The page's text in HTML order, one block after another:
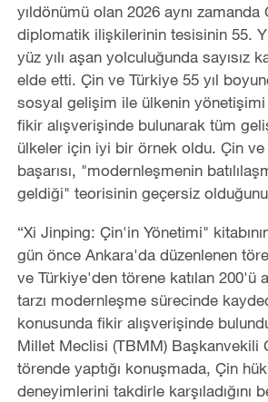
yıldönümü olan 2026 aynı zamanda
diplomatik ilişkilerinin tesisinin 55.
yüz yılı aşan yolculuğunda sayısız
elde etti. Çin ve Türkiye 55 yıl
sosyal gelişim ile ülkenin
fikir alışverişinde bulunarak tüm
ülkeler için iyi bir örnek oldu. Çin ve
başarısı, "modernleşmenin
geldiği" teorisinin geçersiz olduğunu
“Xi Jinping: Çin'in Yönetimi"
gün önce Ankara'da düzenlenen
ve Türkiye'den törene katılan 200'ü
tarzı modernleşme sürecinde
konusunda fikir alışverişinde
Millet Meclisi (TBMM) Başkanvekili
törende yaptığı konuşmada, Çin
deneyimlerini takdirle karşıladığını